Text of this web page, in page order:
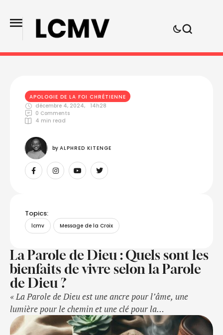
APOLOGIE DE LA FOI CHRÉTIENNE
décembre 4, 2024,
14h28
0 Comments
4 min read
by ALPHRED KITENGE
Topics:
lcmv Message de la Croix
La Parole de Dieu : Quels sont les
bienfaits de vivre selon la Parole
de Dieu ?
« La Parole de Dieu est une ancre pour l’âme, une
lumière pour le chemin et une clé pour la
transformation. »